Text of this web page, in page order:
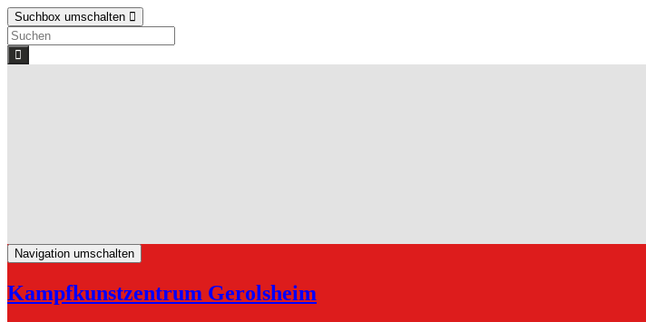
Suchbox umschalten
Search
for:
Navigation umschalten
Kampfkunstzentrum Gerolsheim